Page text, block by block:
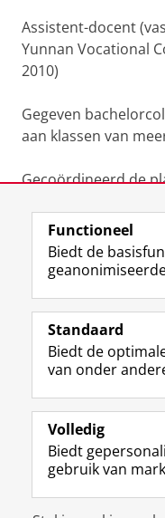
Assistent-docent
Yunnan Vocational
2010)
Gegeven
aan klassen van
Gecoördineerd de
Laatst gewijzigd: 08
Volg de
Studiekiezers
Alumni
Over ons
Disclaimer &
Functioneel
Biedt de
Standaard
Biedt de
van onder
Volledig
Biedt
gebruik van